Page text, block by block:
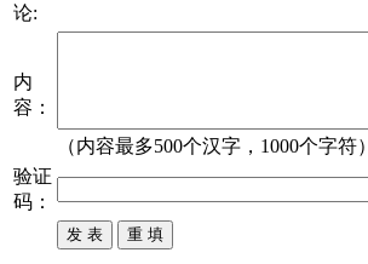
论:
内
容：
（内容最多500个汉字，1000个字符）
验证
码：